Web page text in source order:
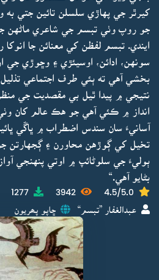
کيرٿر جي پهاڙي سلسلن تائين جتي به
جو روپ وٺي تبسم جي شاعري ماڻهن
ايندي. تبسم لفظن کي معنائن جا
سونهن، ادائن، اوسيئڙي ۽ وڇوڙي جي
بخشي آهي ته ٻئي طرف اجتماعي
نتيجي ۾ پيدا ٿيل بي مقصديت جي
انداز ۾ ڪئي آهي جو هڪ عالم کان
آسانيءَ سان سندس اضطراب ۾ ڀاڱي
تخيل کي ڳوڙهن محاورن ۽ ڳجهارتن
ٻوليءَ جي سلوڻائپ ۾ اوتي پنهنجي
بڻايو آهي.“
4.5/5.0
3942
1277
عبدالغفار ”تبسم“ ڇاپو پھريون